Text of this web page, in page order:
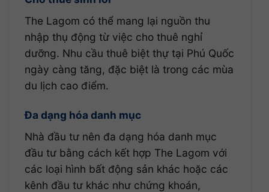
The Lagom có thể mang lại nguồn thu
nhập thụ động từ việc cho thuê nghỉ
dưỡng. Nhu cầu thuê biệt thự tại Phú Quốc
ngày càng tăng, đặc biệt là trong các mùa
du lịch cao điểm.
Đa dạng hóa danh mục
Nhà đầu tư nên đa dạng hóa danh mục
đầu tư bằng cách kết hợp The Lagom với
các loại hình bất động sản khác hoặc các
kênh đầu tư khác như chứng khoán,